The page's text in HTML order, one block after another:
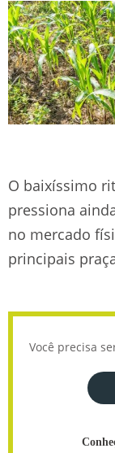
O baixíssimo
pressiona
no mercado
principais
Você precisa